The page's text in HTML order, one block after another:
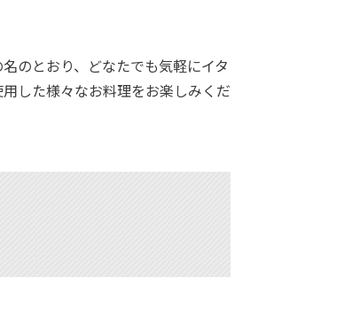
のとおり、どなたでも気軽にイタ
した様々なお料理をお楽しみくだ